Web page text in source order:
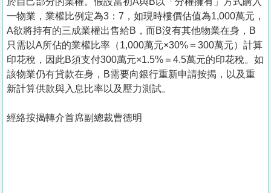
一物業，業權比例定為3：7，如現時樓價估值為1,000萬元，
A欲將持有的三成業權出售給B，而B沒有其他物業在身，B
只需以A所佔的業權比率（1,000萬元×30%＝300萬元）計算
印花稅，因此B須支付300萬元×1.5%＝4.5萬元的印花稅。如
該物業仍有貸款在身，B需要向銀行重新申請按揭，以及重
新計算供款與入息比率以及壓力測試。
經絡按揭轉介首席副總裁曹德明